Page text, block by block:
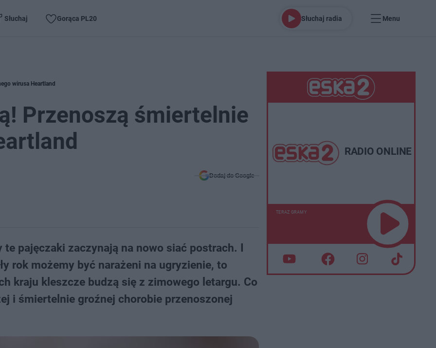
Słuchaj Gorąca PL20 Słuchaj radia Menu
wirusa Heartland
Przenoszą śmiertelnie
Dodaj do Google
pajęczaki zaczynają na nowo siać postrach. I
rok możemy być narażeni na ugryzienie, to
kraju kleszcze budzą się z zimowego letargu. Co
i śmiertelnie groźnej chorobie przenoszonej
RADIO ONLINE
TERAZ GRAMY